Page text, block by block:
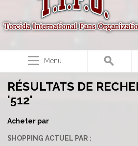
Menu
RÉSULTATS DE
'512'
Acheter par
SHOPPING ACTUEL PAR :